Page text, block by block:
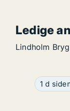
Ledige
Lindholm
1 d